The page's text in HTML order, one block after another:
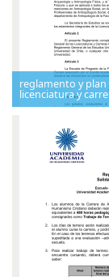
reglamento y
licenciatura y